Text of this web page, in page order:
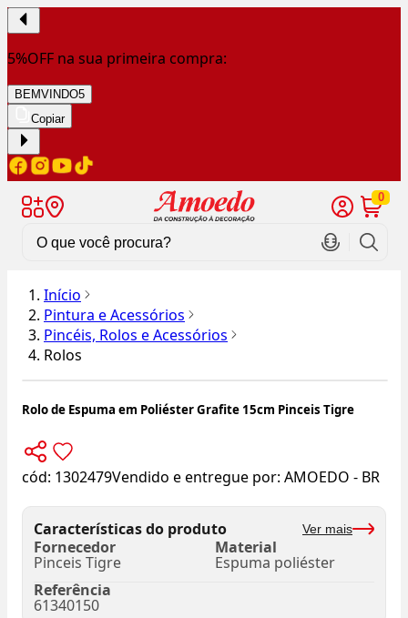
5%OFF na sua primeira compra:
BEMVINDO5
Copiar
0
Início
Pintura e Acessórios
Pincéis, Rolos e Acessórios
Rolos
Rolo de Espuma em Poliéster Grafite 15cm Pinceis Tigre
cód: 1302479Vendido e entregue por: AMOEDO - BR
Características do produto Ver mais
Fornecedor
Pinceis Tigre
Material
Espuma poliéster
Referência
61340150